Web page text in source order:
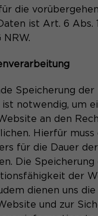
die
ist Art. 6 Abs.
NRW.
Speicherung der
notwendig, um
an den
Hierfür muss
für die Dauer
Die
der
dienen uns
und zur